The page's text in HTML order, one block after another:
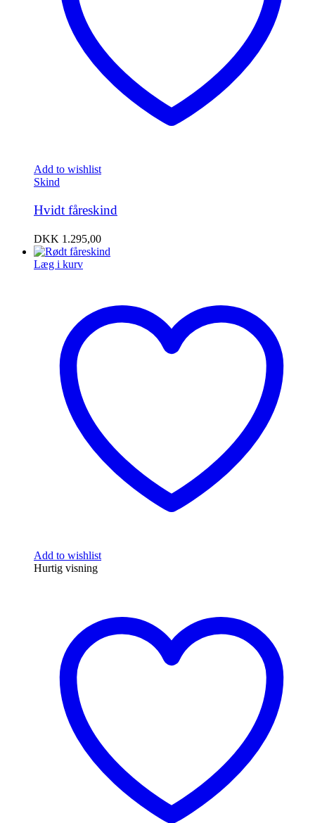
Add to wishlist
Skind
Hvidt fåreskind
DKK 1.295,00
Læg i kurv
Add to wishlist
Hurtig visning